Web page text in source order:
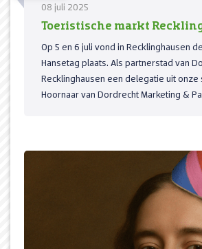
08 juli 2025
Toeristische markt
Op 5 en 6 juli vond in Recklinghausen
Hansetag plaats. Als partnerstad van
Recklinghausen een delegatie uit onze
Hoornaar van Dordrecht Marketing &